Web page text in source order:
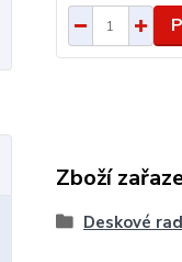
Zboží
Deskové